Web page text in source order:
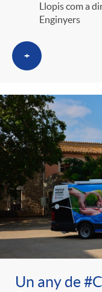
Llopis com a
Enginyers
+
Un any de